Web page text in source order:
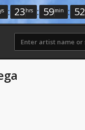
: 23 hrs : 59min : 51